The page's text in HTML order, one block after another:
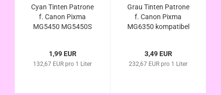
Cyan Tinten Patrone
f. Canon Pixma
MG5450 MG5450S
zu CLI-551XL mit
Chip u.
1,99 EUR
132,67 EUR pro 1 Liter
Grau Tinten Patrone
f. Canon Pixma
MG6350 kompatibel
Füllstandsanzeige
3,49 EUR
232,67 EUR pro 1 Liter